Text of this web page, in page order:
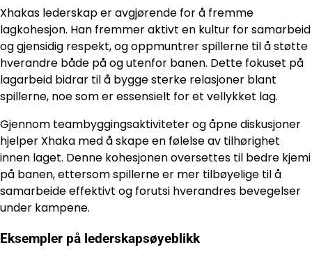
Xhakas lederskap er avgjørende for å fremme
lagkohesjon. Han fremmer aktivt en kultur for samarbeid
og gjensidig respekt, og oppmuntrer spillerne til å støtte
hverandre både på og utenfor banen. Dette fokuset på
lagarbeid bidrar til å bygge sterke relasjoner blant
spillerne, noe som er essensielt for et vellykket lag.
Gjennom teambyggingsaktiviteter og åpne diskusjoner
hjelper Xhaka med å skape en følelse av tilhørighet
innen laget. Denne kohesjonen oversettes til bedre kjemi
på banen, ettersom spillerne er mer tilbøyelige til å
samarbeide effektivt og forutsi hverandres bevegelser
under kampene.
Eksempler på lederskapsøyeblikk